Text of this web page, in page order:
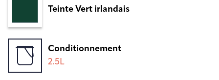
Teinte Vert irlandais
Conditionnement
2.5L